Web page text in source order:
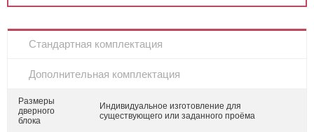
Стандартная комплектация
Дополнительная комплектация
Размеры
дверного
блока
Индивидуальное изготовление для
существующего или заданного проёма